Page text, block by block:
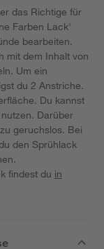
das Richtige für
Farben Lack'
bearbeiten.
mit dem Inhalt von
Um ein
du 2 Anstriche.
Du kannst
Darüber
geruchslos. Bei
den Sprühlack
findest du in